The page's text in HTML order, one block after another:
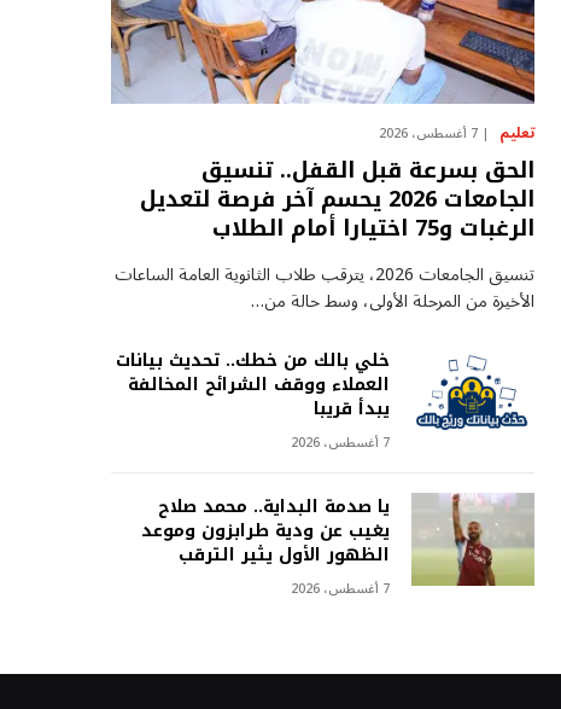
تعليم 7 أغسطس، 2026
الحق بسرعة قبل القفل.. تنسيق
الجامعات 2026 يحسم آخر فرصة لتعديل
الرغبات و75 اختيارا أمام الطلاب
تنسيق الجامعات 2026، يترقب طلاب الثانوية العامة الساعات
الأخيرة من المرحلة الأولى، وسط حالة من…
خلي بالك من خطك.. تحديث بيانات
العملاء ووقف الشرائح المخالفة
يبدأ قريبا
7 أغسطس، 2026
يا صدمة البداية.. محمد صلاح
يغيب عن ودية طرابزون وموعد
الظهور الأول يثير الترقب
7 أغسطس، 2026